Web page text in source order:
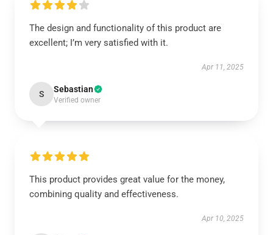
The design and functionality of this product are
excellent; I’m very satisfied with it.
Apr 11, 2025
S Sebastian
Verified owner
This product provides great value for the money,
combining quality and effectiveness.
Apr 10, 2025